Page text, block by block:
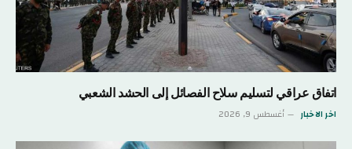
اتفاق عراقي لتسليم سلاح الفصائل إلى الحشد الشعبي
اخر الاخبار أغسطس 9, 2026